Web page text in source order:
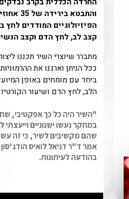
והתבטא
הפיזיולוגיים המודדים לחץ
קצב לב, לחץ הדם וקצב
מתברר שיוצרי השיר תכננו
ככל הניתן וארגנו את
ביחד עם מומחים באופן
הלב, לחץ הדם ושיעור
"השיר היה כל כך אפקטיבי,
במחקר נעשו ישנוניים וייעצתי
שהם מקשיבים לשיר, כי זה
בהודעה לעיתונות.